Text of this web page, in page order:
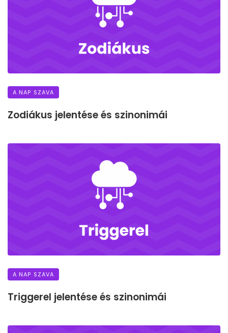
A NAP SZAVA
Zodiákus jelentése és szinonimái
A NAP SZAVA
Triggerel jelentése és szinonimái